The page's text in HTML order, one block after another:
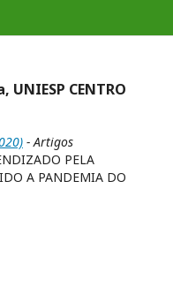
CENTRO
- Artigos
PELA
A PANDEMIA DO